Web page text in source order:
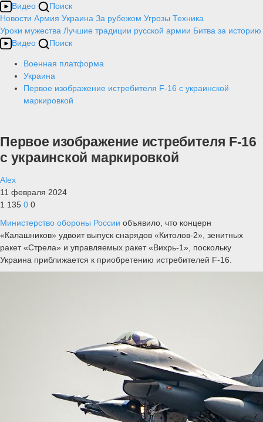
Видео
Поиск
Новости Армия Украина За рубежом Угрозы Техника
Уроки мужества Лучшие традиции русской армии Битва за историю
Видео
Поиск
Военная платформа
Украина
Первое изображение истребителя F-16 с украинской
маркировкой
Первое изображение истребителя F-16
с украинской маркировкой
Alex
11 февраля 2024
1 135 0 0
Министерство обороны России объявило, что концерн
«Калашников» удвоит выпуск снарядов «Китолов-2», зенитных
ракет «Стрела» и управляемых ракет «Вихрь-1», поскольку
Украина приближается к приобретению истребителей F-16.